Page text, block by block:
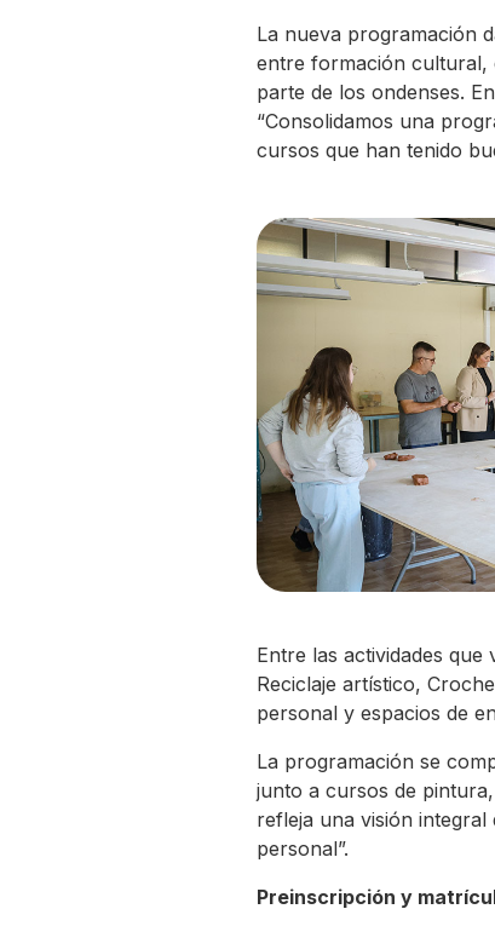
La nueva programación
entre formación cultural,
parte de los ondenses.
“Consolidamos una
cursos que han tenido
Entre las actividades
Reciclaje artístico,
personal y espacios de
La programación se
junto a cursos de
refleja una visión
personal”.
Preinscripción y